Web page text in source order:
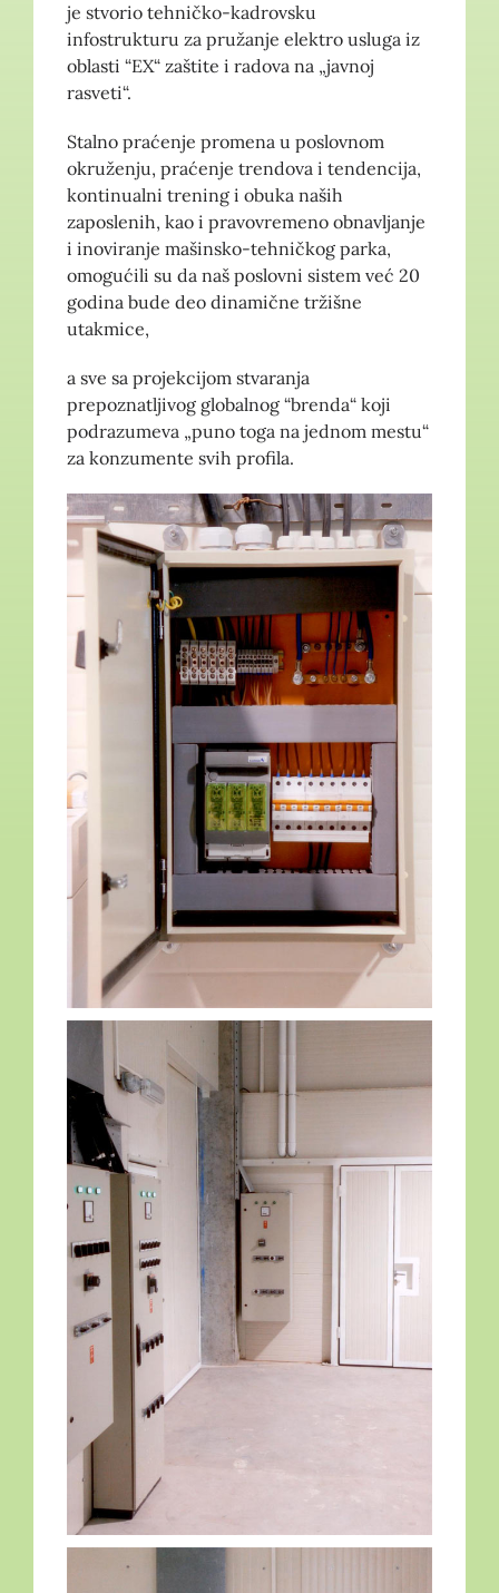
je stvorio tehničko-kadrovsku
infostrukturu za pružanje elektro usluga iz
oblasti “EX“ zaštite i radova na „javnoj
rasveti“.
Stalno praćenje promena u poslovnom
okruženju, praćenje trendova i tendencija,
kontinualni trening i obuka naših
zaposlenih, kao i pravovremeno obnavljanje
i inoviranje mašinsko-tehničkog parka,
omogućili su da naš poslovni sistem već 20
godina bude deo dinamične tržišne
utakmice,
a sve sa projekcijom stvaranja
prepoznatljivog globalnog “brenda“ koji
podrazumeva „puno toga na jednom mestu“
za konzumente svih profila.